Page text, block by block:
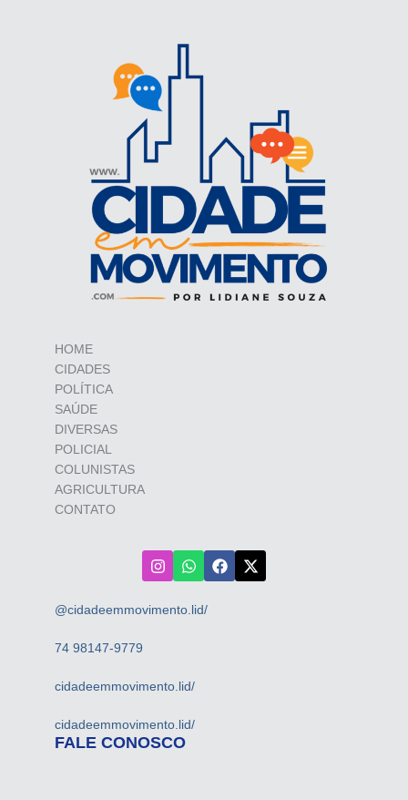
HOME
CIDADES
POLÍTICA
SAÚDE
DIVERSAS
POLICIAL
COLUNISTAS
AGRICULTURA
CONTATO
@cidadeemmovimento.lid/
74 98147-9779
cidadeemmovimento.lid/
cidadeemmovimento.lid/
FALE CONOSCO